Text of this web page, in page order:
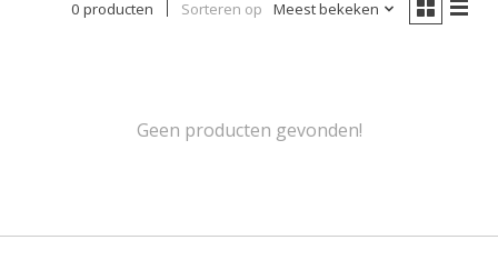
0 producten Sorteren op Meest bekeken
Geen producten gevonden!